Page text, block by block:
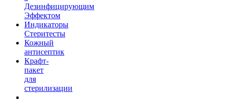
Дезинфицирующим
Эффектом
Индикаторы
Стеритесты
Кожный
антисептик
Крафт-
пакет
для
стерилизации